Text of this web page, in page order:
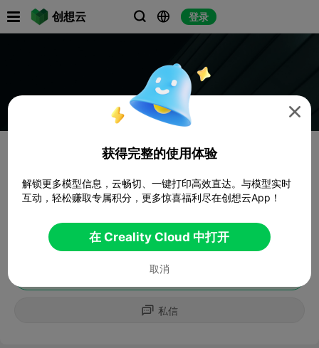
创想云   登录

获得完整的使用体验
解锁更多模型信息，云畅切、一键打印高效直达。与模型实时
互动，轻松赚取专属积分，更多惊喜福利尽在创想云App！
在 Creality Cloud 中打开
取消